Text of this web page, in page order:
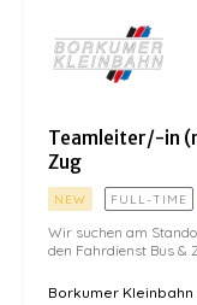
Teamleiter/-in
Zug
NEW FULL-TIME
Wir suchen am
den Fahrdienst Bus &
Borkumer